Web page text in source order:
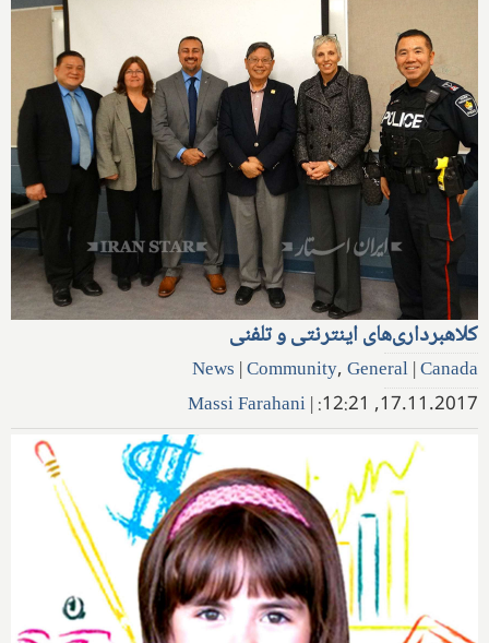
کلاهبرداری‌های اینترنتی و تلفنی
News |Community,General|Canada
17.11.2017, 12:21:
|
Massi Farahani